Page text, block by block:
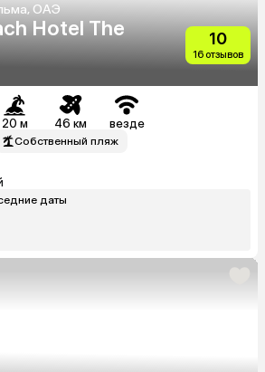
ОАЭ
Hotel The
10
16 отзывов
20 м 46 км везде
Собственный пляж
даты